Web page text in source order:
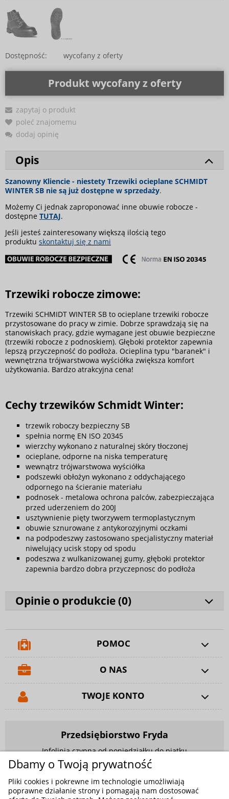
Dostępność: wycofany z oferty
Produkt wycofany z oferty
zapytaj o produkt
poleć znajomemu
dodaj opinię
Opis
Szanowny Kliencie - niestety Trzewiki ocieplane SCHMIDT
WINTER SB nie są już dostępne w sprzedaży.
Możemy Ci jednak zaproponować inne obuwie robocze -
dostępne TUTAJ.
Jeśli jesteś zainteresowany większą ilością tego
produktu skontaktuj się z nami
Trzewiki robocze zimowe:
Trzewiki SCHMIDT WINTER SB to ocieplane trzewiki robocze
przystosowane do pracy w zimie. Dobrze sprawdzają się na
stanowiskach pracy, gdzie wymagane jest obuwie bezpieczne
(trzewiki robocze z podnoskiem). Głęboki protektor zapewnia
lepszą przyczepność do podłoża. Ocieplina typu "baranek" i
wewnętrzna trójwarstwowa wyściółka zwiększa komfort
użytkowania. Bardzo atrakcyjna cena!
Cechy trzewików Schmidt Winter:
trzewik roboczy bezpieczny SB
spełnia normę EN ISO 20345
wierzchy wykonano z naturalnej skóry tłoczonej
ocieplane, odporne na niska temperaturę
wewnątrz trójwarstwowa wyściółka
podszewki obłożyn wykonano z oddychającego
odpornego na ścieranie materiału
podnosek - metalowa ochrona palców, zabezpieczająca
przed uderzeniem do 200J
usztywnienie pięty tworzywem termoplastycznym
obuwie sznurowane z antykorozyjnymi oczkami
na podpodeszwy zastosowano specjalistyczny materiał
niwelujący ucisk stopy od spodu
podeszwa z wulkanizowanej gumy, głęboki protektor
zapewnia bardzo dobra przyczepnosc do podłoża
Opinie o produkcie (0)
POMOC
O NAS
TWOJE KONTO
Przedsiębiorstwo Fryda
Infolinia czynna od poniedziałku do piątku
w godzinach 9.00 - 17.00
881 703 704
Dbamy o Twoją prywatność
Pliki cookies i pokrewne im technologie umożliwiają
poprawne działanie strony i pomagają nam dostosować